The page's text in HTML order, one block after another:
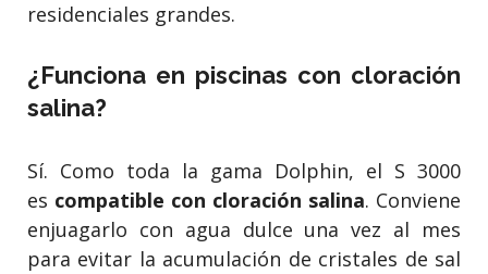
residenciales grandes.
¿Funciona en piscinas con cloración
salina?
Sí. Como toda la gama Dolphin, el S 3000
es compatible con cloración salina. Conviene
enjuagarlo con agua dulce una vez al mes
para evitar la acumulación de cristales de sal